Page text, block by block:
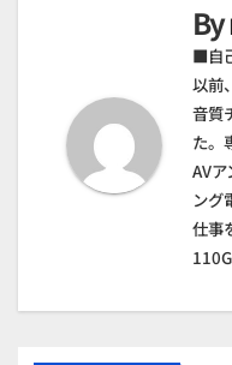
ョ
ン
By
■自
以前
音質
た。
AV
ング
仕事